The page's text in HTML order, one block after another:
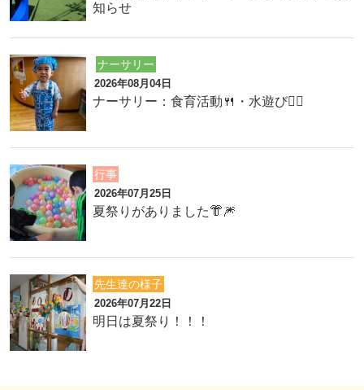
知らせ
ナーサリー
2026年08月04日
ナーサリー：食育活動🍴・水遊び🏊‍♂️
行事
2026年07月25日
夏祭りがありました👘🎆
先生達の様子
2026年07月22日
明日は夏祭り！！！